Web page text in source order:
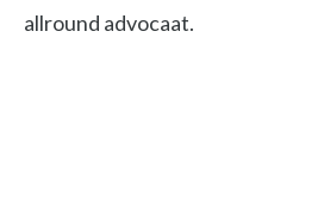
allround advocaat.